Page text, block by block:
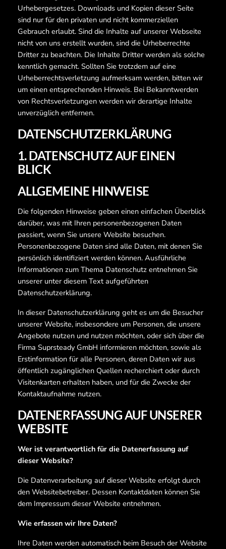
Urhebergesetzes. Downloads und Kopien dieser Seite
sind nur für den privaten und nicht kommerziellen
Gebrauch erlaubt. Sind die Inhalte auf unserer Webseite
nicht von uns erstellt wurden, sind die Urheberrechte
Dritter zu beachten. Die Inhalte Dritter werden als solche
kenntlich gemacht. Sollten Sie trotzdem auf eine
Urheberrechtsverletzung aufmerksam werden, bitten wir
um einen entsprechenden Hinweis. Bei Bekanntwerden
von Rechtsverletzungen werden wir derartige Inhalte
unverzüglich entfernen.
DATENSCHUTZERKLÄRUNG
1. DATENSCHUTZ AUF EINEN
BLICK
ALLGEMEINE HINWEISE
Die folgenden Hinweise geben einen einfachen Überblick
darüber, was mit Ihren personenbezogenen Daten
passiert, wenn Sie unsere Website besuchen.
Personenbezogene Daten sind alle Daten, mit denen Sie
persönlich identifiziert werden können. Ausführliche
Informationen zum Thema Datenschutz entnehmen Sie
unserer unter diesem Text aufgeführten
Datenschutzerklärung.
In dieser Datenschutzerklärung geht es um die Besucher
unserer Website, insbesondere um Personen, die unsere
Angebote nutzen und nutzen möchten, oder sich über die
Firma Suprsteady GmbH informieren möchten, sowie als
Erstinformation für alle Personen, deren Daten wir aus
öffentlich zugänglichen Quellen recherchiert oder durch
Visitenkarten erhalten haben, und für die Zwecke der
Kontaktaufnahme nutzen.
DATENERFASSUNG AUF UNSERER
WEBSITE
Wer ist verantwortlich für die Datenerfassung auf
dieser Website?
Die Datenverarbeitung auf dieser Website erfolgt durch
den Websitebetreiber. Dessen Kontaktdaten können Sie
dem Impressum dieser Website entnehmen.
Wie erfassen wir Ihre Daten?
Ihre Daten werden automatisch beim Besuch der Website